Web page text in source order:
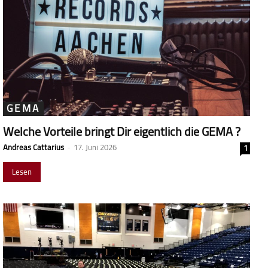
GEMA
Welche Vorteile bringt Dir eigentlich die GEMA ?
Andreas Cattarius - 17. Juni 2026
1
Lesen